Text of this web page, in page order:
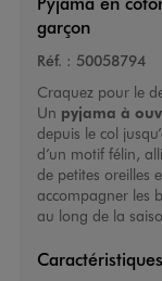
garçon
Réf. : 50058794
Craquez pour le
Un pyjama à
depuis le col
d’un motif félin,
de petites oreilles
accompagner les
au long de la
Caractéristiques